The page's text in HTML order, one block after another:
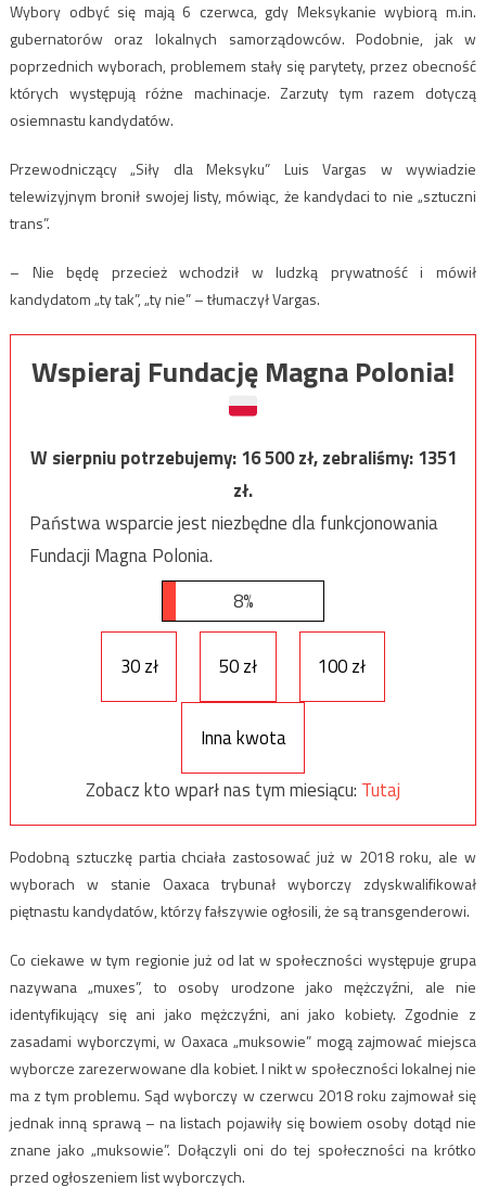
Wybory odbyć się mają 6 czerwca, gdy Meksykanie wybiorą m.in.
gubernatorów oraz lokalnych samorządowców. Podobnie, jak w
poprzednich wyborach, problemem stały się parytety, przez obecność
których występują różne machinacje. Zarzuty tym razem dotyczą
osiemnastu kandydatów.
Przewodniczący „Siły dla Meksyku” Luis Vargas w wywiadzie
telewizyjnym bronił swojej listy, mówiąc, że kandydaci to nie „sztuczni
trans”.
– Nie będę przecież wchodził w ludzką prywatność i mówił
kandydatom „ty tak”, „ty nie” – tłumaczył Vargas.
Wspieraj Fundację Magna Polonia!
W sierpniu potrzebujemy:16 500zł, zebraliśmy:1351
zł.
Państwa wsparcie jest niezbędne dla funkcjonowania
Fundacji Magna Polonia.
8%
30 zł 50 zł 100 zł
Inna kwota
Zobacz kto wparł nas tym miesiącu: Tutaj
Podobną sztuczkę partia chciała zastosować już w 2018 roku, ale w
wyborach w stanie Oaxaca trybunał wyborczy zdyskwalifikował
piętnastu kandydatów, którzy fałszywie ogłosili, że są transgenderowi.
Co ciekawe w tym regionie już od lat w społeczności występuje grupa
nazywana „muxes”, to osoby urodzone jako mężczyźni, ale nie
identyfikujący się ani jako mężczyźni, ani jako kobiety. Zgodnie z
zasadami wyborczymi, w Oaxaca „muksowie” mogą zajmować miejsca
wyborcze zarezerwowane dla kobiet. I nikt w społeczności lokalnej nie
ma z tym problemu. Sąd wyborczy w czerwcu 2018 roku zajmował się
jednak inną sprawą – na listach pojawiły się bowiem osoby dotąd nie
znane jako „muksowie”. Dołączyli oni do tej społeczności na krótko
przed ogłoszeniem list wyborczych.